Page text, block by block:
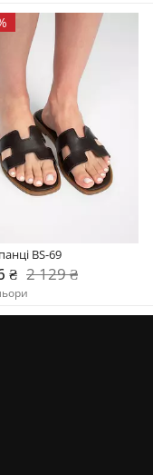
BS-69
₴ 2 129 ₴